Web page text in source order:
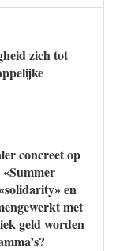
zich tot
concreet op
en
met
geld worden